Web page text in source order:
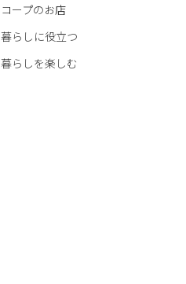
コープのお店
暮らしに役立つ
暮らしを楽しむ